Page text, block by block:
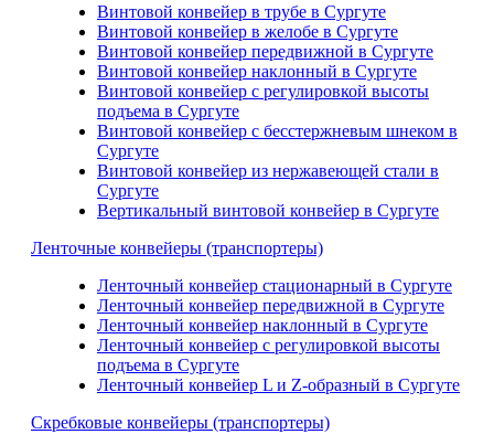
Винтовой конвейер в трубе в Сургуте
Винтовой конвейер в желобе в Сургуте
Винтовой конвейер передвижной в Сургуте
Винтовой конвейер наклонный в Сургуте
Винтовой конвейер с регулировкой высоты
подъема в Сургуте
Винтовой конвейер с бесстержневым шнеком в
Сургуте
Винтовой конвейер из нержавеющей стали в
Сургуте
Вертикальный винтовой конвейер в Сургуте
Ленточные конвейеры (транспортеры)
Ленточный конвейер стационарный в Сургуте
Ленточный конвейер передвижной в Сургуте
Ленточный конвейер наклонный в Сургуте
Ленточный конвейер с регулировкой высоты
подъема в Сургуте
Ленточный конвейер L и Z-образный в Сургуте
Скребковые конвейеры (транспортеры)